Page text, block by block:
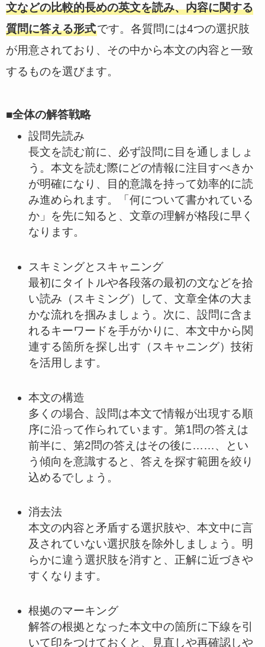
文などの比較的長めの英文を読み、内容に関する
質問に答える形式です。各質問には4つの選択肢
が用意されており、その中から本文の内容と一致
するものを選びます。
■全体の解答戦略
設問先読み
長文を読む前に、必ず設問に目を通しましょ
う。本文を読む際にどの情報に注目すべきか
が明確になり、目的意識を持って効率的に読
み進められます。「何について書かれている
か」を先に知ると、文章の理解が格段に早く
なります。
スキミングとスキャニング
最初にタイトルや各段落の最初の文などを拾
い読み（スキミング）して、文章全体の大ま
かな流れを掴みましょう。次に、設問に含ま
れるキーワードを手がかりに、本文中から関
連する箇所を探し出す（スキャニング）技術
を活用します。
本文の構造
多くの場合、設問は本文で情報が出現する順
序に沿って作られています。第1問の答えは
前半に、第2問の答えはその後に……、とい
う傾向を意識すると、答えを探す範囲を絞り
込めるでしょう。
消去法
本文の内容と矛盾する選択肢や、本文中に言
及されていない選択肢を除外しましょう。明
らかに違う選択肢を消すと、正解に近づきや
すくなります。
根拠のマーキング
解答の根拠となった本文中の箇所に下線を引
いて印をつけておくと、見直しや再確認しや